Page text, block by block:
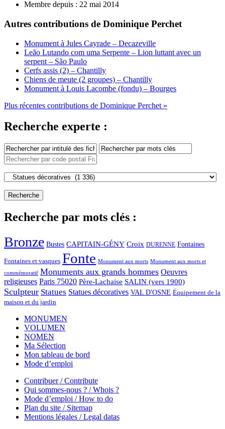
Membre depuis : 22 mai 2014
Autres contributions de Dominique Perchet
Monument à Jules Cayrade – Decazeville
Leão Lutando com uma Serpente – Lion luttant avec un
serpent – São Paulo
Cerfs assis (2) – Chantilly
Chiens de meute (2 groupes) – Chantilly
Monument à Louis Lacombe (fondu) – Bourges
Plus récentes contributions de Dominique Perchet »
Recherche experte :
Recherche par mots clés :
Bronze Bustes CAPITAIN-GÉNY Croix DURENNE Fontaines
Fontaines et vasques Fonte Monument aux morts Monument aux morts et
commémoratif Monuments aux grands hommes Oeuvres
religieuses Paris 75020 Père-Lachaise SALIN (vers 1900)
Sculpteur Statues Statues décoratives VAL D'OSNE Équipement de la
maison et du jardin
MONUMEN
VOLUMEN
NOMEN
Ma Sélection
Mon tableau de bord
Mode d’emploi
Contribuer / Contribute
Qui sommes-nous ? / Whois ?
Mode d’emploi / How to do
Plan du site / Sitemap
Mentions légales / Legal datas